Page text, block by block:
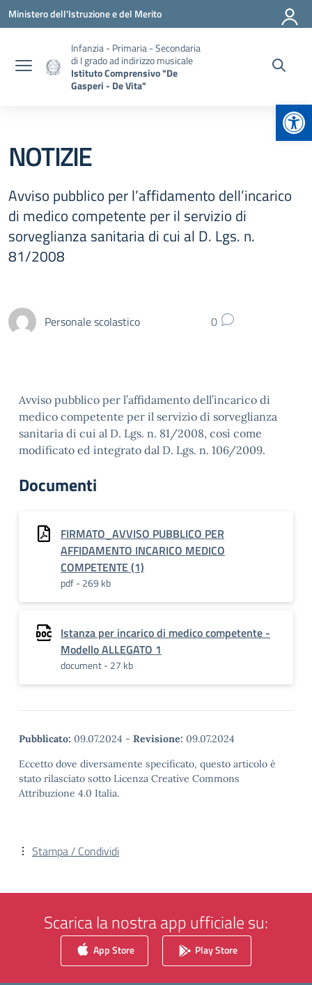
Vai ai contenuti
Vai al menu di navigazione
Vai al footer
Ministero dell'Istruzione e del Merito
Infanzia - Primaria - Secondaria
di I grado ad indirizzo musicale
Istituto Comprensivo "De
Gasperi - De Vita"
NOTIZIE
Avviso pubblico per l’affidamento dell’incarico
di medico competente per il servizio di
sorveglianza sanitaria di cui al D. Lgs. n.
81/2008
Personale scolastico 0
Avviso pubblico per l’affidamento dell’incarico di
medico competente per il servizio di sorveglianza
sanitaria di cui al D. Lgs. n. 81/2008, così come
modificato ed integrato dal D. Lgs. n. 106/2009.
Documenti
FIRMATO_AVVISO PUBBLICO PER
AFFIDAMENTO INCARICO MEDICO
COMPETENTE (1)
pdf - 269 kb
Istanza per incarico di medico competente -
Modello ALLEGATO 1
document - 27 kb
Pubblicato: 09.07.2024 - Revisione: 09.07.2024
Eccetto dove diversamente specificato, questo articolo è
stato rilasciato sotto Licenza Creative Commons
Attribuzione 4.0 Italia.
Stampa / Condividi
Scarica la nostra app ufficiale su:
App Store Play Store